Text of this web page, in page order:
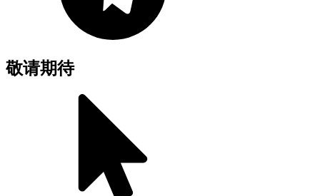
敬请期待